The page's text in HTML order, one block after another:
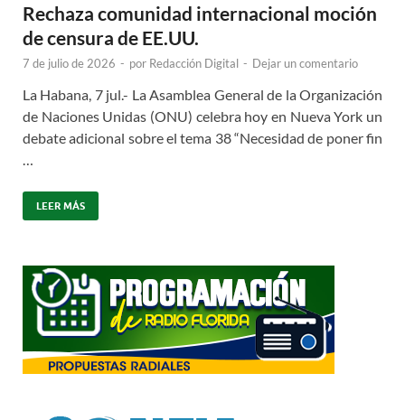
Rechaza comunidad internacional moción
de censura de EE.UU.
7 de julio de 2026 - por Redacción Digital - Dejar un comentario
La Habana, 7 jul.- La Asamblea General de la Organización
de Naciones Unidas (ONU) celebra hoy en Nueva York un
debate adicional sobre el tema 38 “Necesidad de poner fin
LEER MÁS